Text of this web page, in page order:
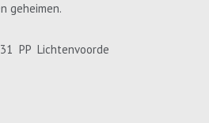
geheimen.
PP Lichtenvoorde